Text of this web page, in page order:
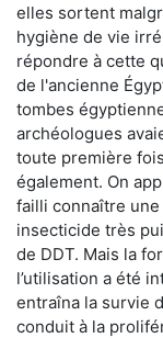
elles sortent
hygiène de vie
répondre à cette
de l'ancienne
tombes
archéologues
toute première
également. On
failli connaître une
insecticide très
de DDT. Mais la
l’utilisation a été
entraîna la survie
conduit à la